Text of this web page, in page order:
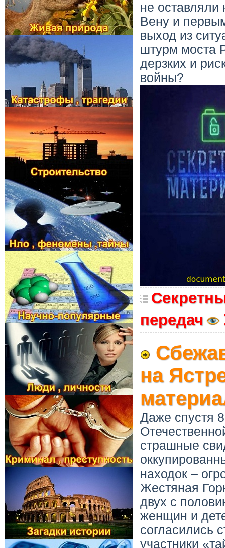
не
Вену и
выход из
штурм моста
дерзких и
войны?
передач
на
Даже спустя
страшные
находок –
Жестяная
двух с
женщин и
согласились
участники